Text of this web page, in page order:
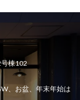
棟102
、お盆、年末年始は